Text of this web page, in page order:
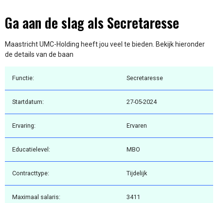
Ga aan de slag als Secretaresse
Maastricht UMC-Holding heeft jou veel te bieden. Bekijk hieronder
de details van de baan
Functie: Secretaresse
Startdatum: 27-05-2024
Ervaring: Ervaren
Educatielevel: MBO
Contracttype: Tijdelijk
Maximaal salaris: 3411